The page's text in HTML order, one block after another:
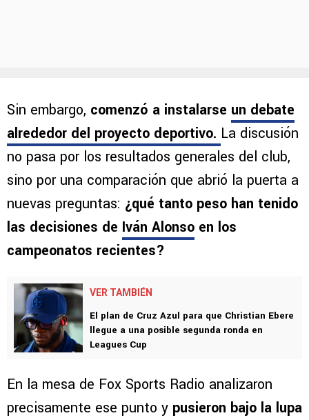
Sin embargo, comenzó a instalarse un debate
alrededor del proyecto deportivo. La discusión
no pasa por los resultados generales del club,
sino por una comparación que abrió la puerta a
nuevas preguntas: ¿qué tanto peso han tenido
las decisiones de Iván Alonso en los
campeonatos recientes?
VER TAMBIÉN
El plan de Cruz Azul para que Christian Ebere
llegue a una posible segunda ronda en
Leagues Cup
En la mesa de Fox Sports Radio analizaron
precisamente ese punto y pusieron bajo la lupa